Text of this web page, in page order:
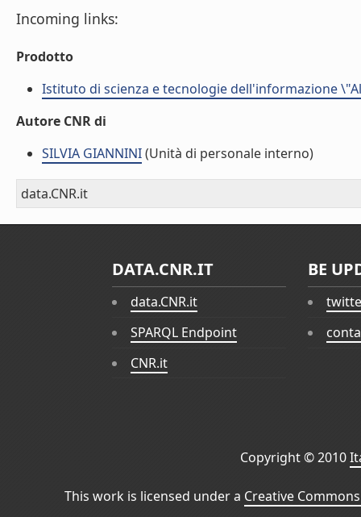
Incoming links:
Prodotto
Istituto di scienza e tecnologie dell'informazione
Autore CNR di
SILVIA GIANNINI(Unità di personale interno)
data.CNR.it
DATA.CNR.IT
data.CNR.it
SPARQL Endpoint
CNR.it
BE
Copyright © 2010
This work is licensed under a Creative